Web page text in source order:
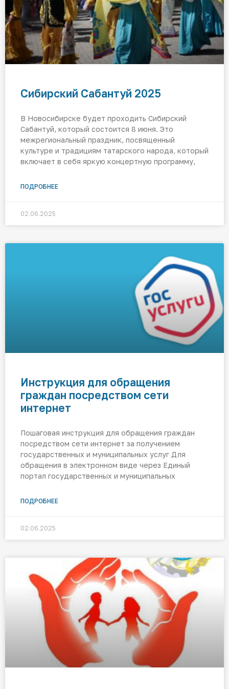
Сибирский Сабантуй 2025
В Новосибирске будет проходить Сибирский
Сабантуй, который состоится 8 июня. Это
межрегиональный праздник, посвященный
культуре и традициям татарского народа, который
включает в себя яркую концертную программу,
ПОДРОБНЕЕ
02.06.2025
Инструкция для обращения
граждан посредством сети
интернет
Пошаговая инструкция для обращения граждан
посредством сети интернет за получением
государственных и муниципальных услуг Для
обращения в электронном виде через Единый
портал государственных и муниципальных
ПОДРОБНЕЕ
02.06.2025